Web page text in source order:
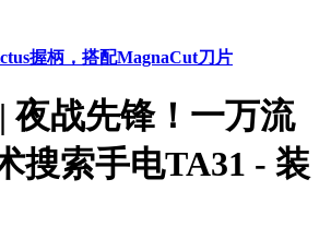
握柄，搭配MagnaCut刀片
夜战先锋！一万流
搜索手电TA31 - 装